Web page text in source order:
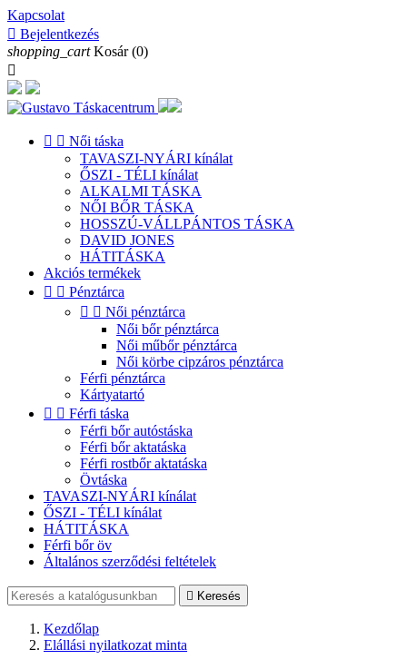
Kapcsolat
 Bejelentkezés
shopping_cart Kosár (0)

  Női táska
TAVASZI-NYÁRI kínálat
ŐSZI - TÉLI kínálat
ALKALMI TÁSKA
NŐI BŐR TÁSKA
HOSSZÚ-VÁLLPÁNTOS TÁSKA
DAVID JONES
HÁTITÁSKA
Akciós termékek
  Pénztárca
  Női pénztárca
Női bőr pénztárca
Női műbőr pénztárca
Női körbe cipzáros pénztárca
Férfi pénztárca
Kártyatartó
  Férfi táska
Férfi bőr autóstáska
Férfi bőr aktatáska
Férfi rostbőr aktatáska
Övtáska
TAVASZI-NYÁRI kínálat
ŐSZI - TÉLI kínálat
HÁTITÁSKA
Férfi bőr öv
Általános szerződési feltételek
 Keresés
Kezdőlap
Elállási nyilatkozat minta